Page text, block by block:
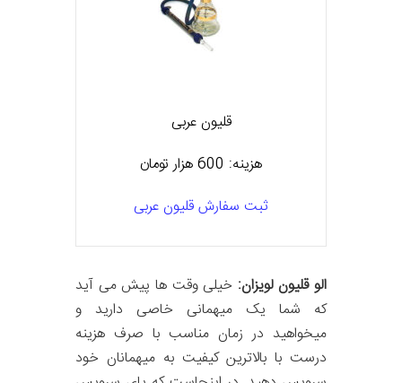
قلیون عربی
هزینه: 600 هزار تومان
ثبت سفارش قلیون عربی
الو قلیون لویزان: خیلی وقت ها پیش می آید
که شما یک میهمانی خاصی دارید و
میخواهید در زمان مناسب با صرف هزینه
درست با بالاترین کیفیت به میهمانان خود